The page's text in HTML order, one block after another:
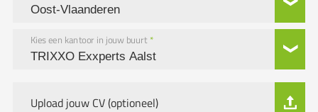
Kies een kantoor in jouw buurt *
Upload jouw CV (optioneel)